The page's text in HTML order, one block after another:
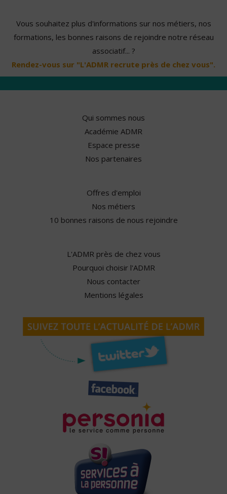
Vous souhaitez plus d'informations sur nos métiers, nos
formations, les bonnes raisons de rejoindre notre réseau
associatif... ?
Rendez-vous sur "L'ADMR recrute près de chez vous".
Qui sommes nous
Académie ADMR
Espace presse
Nos partenaires
Offres d'emploi
Nos métiers
10 bonnes raisons de nous rejoindre
L'ADMR près de chez vous
Pourquoi choisir l'ADMR
Nous contacter
Mentions légales